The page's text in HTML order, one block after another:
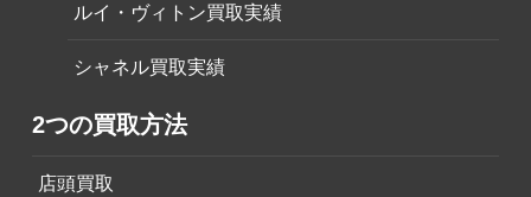
ルイ・ヴィトン買取実績
シャネル買取実績
2つの買取方法
店頭買取